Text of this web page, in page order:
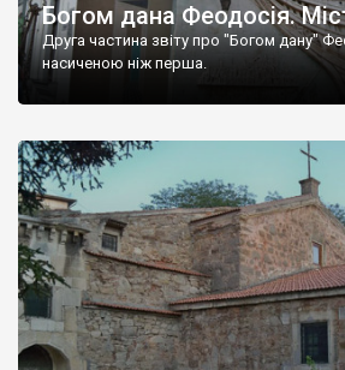
Богом дана Феодосія.
Друга частина звіту про "Богом дану"
насиченою ніж перша.